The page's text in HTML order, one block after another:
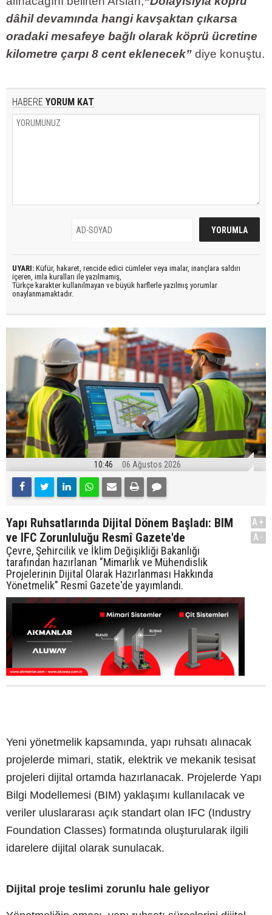
dâhil devamında hangi kavşaktan çıkarsa
oradaki mesafeye bağlı olarak köprü ücretine
kilometre çarpı 8 cent eklenecek” diye konuştu.
HABERE YORUM KAT
UYARI: Küfür, hakaret, rencide edici cümleler veya imalar, inançlara saldırı
içeren, imla kuralları ile yazılmamış,
Türkçe karakter kullanılmayan ve büyük harflerle yazılmış yorumlar
onaylanmamaktadır.
10:46 06 Ağustos 2026
Yapı Ruhsatlarında Dijital Dönem Başladı: BIM
ve IFC Zorunluluğu Resmî Gazete'de
Çevre, Şehircilik ve İklim Değişikliği Bakanlığı
tarafından hazırlanan "Mimarlık ve Mühendislik
Projelerinin Dijital Olarak Hazırlanması Hakkında
Yönetmelik" Resmî Gazete'de yayımlandı.
A+
A-
Yeni yönetmelik kapsamında, yapı ruhsatı alınacak
projelerde mimari, statik, elektrik ve mekanik tesisat
projeleri dijital ortamda hazırlanacak. Projelerde Yapı
Bilgi Modellemesi (BIM) yaklaşımı kullanılacak ve
veriler uluslararası açık standart olan IFC (Industry
Foundation Classes) formatında oluşturularak ilgili
idarelere dijital olarak sunulacak.
Dijital proje teslimi zorunlu hale geliyor